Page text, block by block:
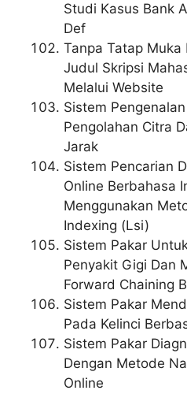
Studi Kasus Bank
Def
Tanpa Tatap Muka
Judul Skripsi
Melalui Website
Sistem
Pengolahan Citra
Jarak
Sistem Pencarian
Online Berbahasa
Menggunakan
Indexing (Lsi)
Sistem Pakar
Penyakit Gigi Dan
Forward Chaining
Sistem Pakar
Pada Kelinci
Sistem Pakar
Dengan Metode
Online